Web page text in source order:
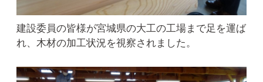
建設委員の皆様が宮城県の大工の工場まで足を運ば
れ、木材の加工状況を視察されました。